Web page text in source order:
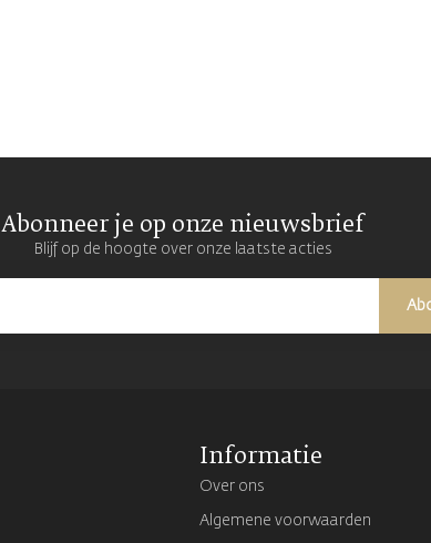
Abonneer je op onze nieuwsbrief
Blijf op de hoogte over onze laatste acties
Informatie
Over ons
Algemene voorwaarden